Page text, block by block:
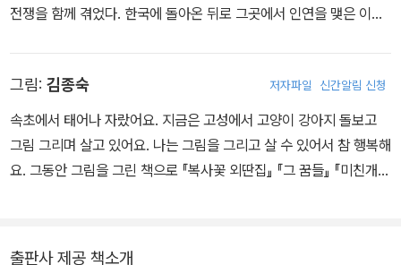
전쟁을 함께 겪었다. 한국에 돌아온 뒤로 그곳에서 인연을 맺은 이들
는 일에 대한 자괴감으로 이어졌고, 이천칠년, 한옥 짓는 일을 배우는
목수학교에 들어갔다. 이천십이년, 숭례문 복원공사와 석가탑 해체보
수공사 같은 곳에 잡부로 들어가 맨 밑에서 일들을 배운 뒤, 지금은 문
화재보수기술자가 되어 일을 하고 있다. 1973년 서울에서 태어났고,
그림: 김종숙 저자파일 신간알림 신청
속초에서 태어나 자랐어요. 지금은 고성에서 고양이 강아지 돌보고
그림 그리며 살고 있어요. 나는 그림을 그리고 살 수 있어서 참 행복해
요. 그동안 그림을 그린 책으로 『복사꽃 외딴집』 『그 꿈들』 『미친개』
출판사 제공 책소개